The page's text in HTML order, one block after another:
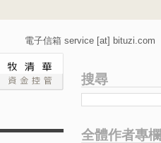
電子信箱 service [at] bituzi.com
搜尋
全體作者專欄